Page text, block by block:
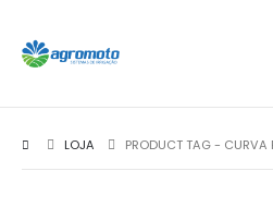
LOJA PRODUCT TAG - CURVA